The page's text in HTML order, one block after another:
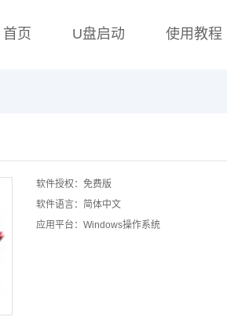
首页 U盘启动 使用教程
软件授权： 免费版
软件语言： 简体中文
应用平台： Windows操作系统